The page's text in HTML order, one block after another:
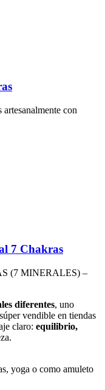
artesanalmente con
7 Chakras
(7 MINERALES) –
diferentes, uno
vendible en tiendas
claro: equilibrio,
yoga o como amuleto